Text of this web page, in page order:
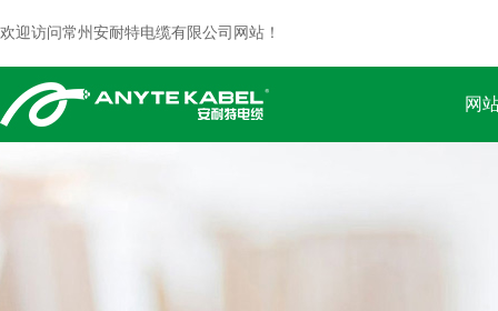
欢迎访问常州安耐特电缆有限公司网站！
网